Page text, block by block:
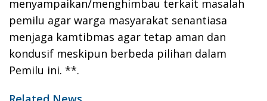
menyampaikan/menghimbau terkait masalah
pemilu agar warga masyarakat senantiasa
menjaga kamtibmas agar tetap aman dan
kondusif meskipun berbeda pilihan dalam
Pemilu ini. **.